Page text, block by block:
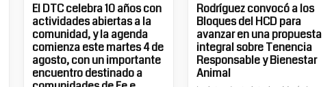
El DTC celebra 10 años con
actividades abiertas a la
comunidad, y la agenda
comienza este martes 4 de
agosto, con un importante
encuentro destinado a
Rodríguez convocó a los
Bloques del HCD para
avanzar en una propuesta
integral sobre Tenencia
Responsable y Bienestar
Animal